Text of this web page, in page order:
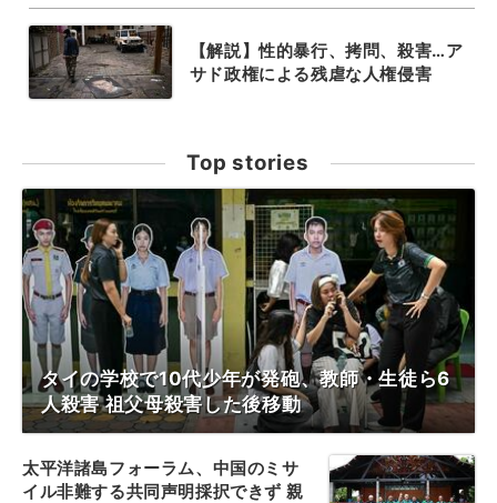
【解説】性的暴行、拷問、殺害…ア
サド政権による残虐な人権侵害
Top stories
タイの学校で10代少年が発砲、教師・生徒ら6
人殺害 祖父母殺害した後移動
太平洋諸島フォーラム、中国のミサ
イル非難する共同声明採択できず 親